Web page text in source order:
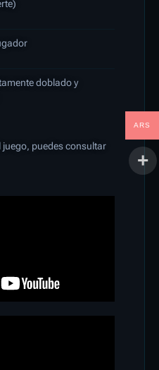
doblado y
juego, puedes consultar
ARS